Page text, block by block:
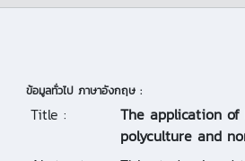
ข้อมูลทั่วไป ภาษาอังกฤษ :
Title :
The application
polyculture and